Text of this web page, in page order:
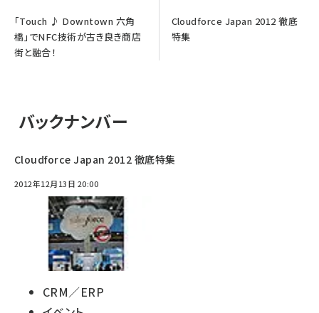
「Touch ♪ Downtown 六角
橋」でNFC技術が古き良き商店
街と融合！
Cloudforce Japan 2012 徹底
特集
バックナンバー
Cloudforce Japan 2012 徹底特集
2012年12月13日 20:00
CRM／ERP